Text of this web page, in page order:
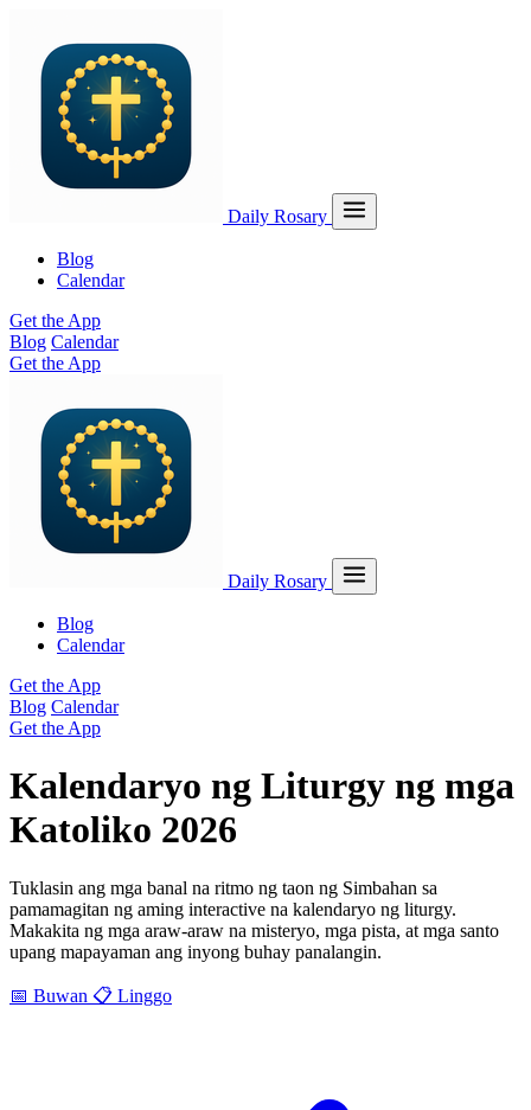
Daily Rosary
Blog
Calendar
Get the App
Blog Calendar
Get the App
Daily Rosary
Blog
Calendar
Get the App
Blog Calendar
Get the App
Kalendaryo ng Liturgy ng mga
Katoliko 2026
Tuklasin ang mga banal na ritmo ng taon ng Simbahan sa
pamamagitan ng aming interactive na kalendaryo ng liturgy.
Makakita ng mga araw-araw na misteryo, mga pista, at mga santo
upang mapayaman ang inyong buhay panalangin.
📅 Buwan 📋 Linggo